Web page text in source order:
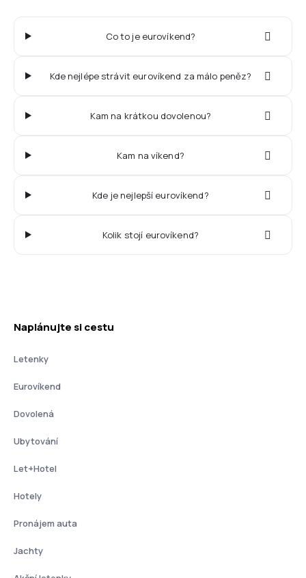
Co to je eurovíkend?
Kde nejlépe strávit eurovíkend za málo peněz?
Kam na krátkou dovolenou?
Kam na víkend?
Kde je nejlepší eurovíkend?
Kolik stojí eurovíkend?
Naplánujte si cestu
Letenky
Eurovíkend
Dovolená
Ubytování
Let+Hotel
Hotely
Pronájem auta
Jachty